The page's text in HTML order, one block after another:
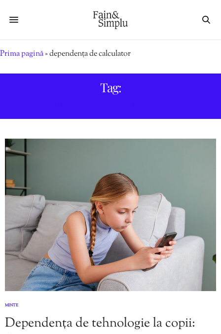
Prima pagină»dependența de calculator
Tag:
MINTE
Dependența de tehnologie la copii: